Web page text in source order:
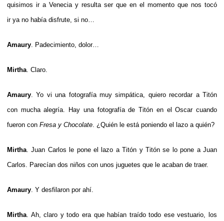
quisimos ir a Venecia y resulta ser que en el momento que nos tocó
ir ya no había disfrute, si no…
Amaury . Padecimiento, dolor…
Mirtha . Claro.
Amaury . Yo vi una fotografía muy simpática, quiero recordar a Titón
con mucha alegría. Hay una fotografía de Titón en el Oscar cuando
fueron con Fresa y Chocolate . ¿Quién le está poniendo el lazo a quién?
Mirtha . Juan Carlos le pone el lazo a Titón y Titón se lo pone a Juan
Carlos. Parecían dos niños con unos juguetes que le acaban de traer.
Amaury . Y desfilaron por ahí.
Mirtha . Ah, claro y todo era que habían traído todo ese vestuario, los